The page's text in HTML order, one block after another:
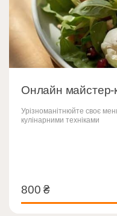
Онлайн майстер-
Урізноманітнюйте своє
кулінарними техніками
800₴